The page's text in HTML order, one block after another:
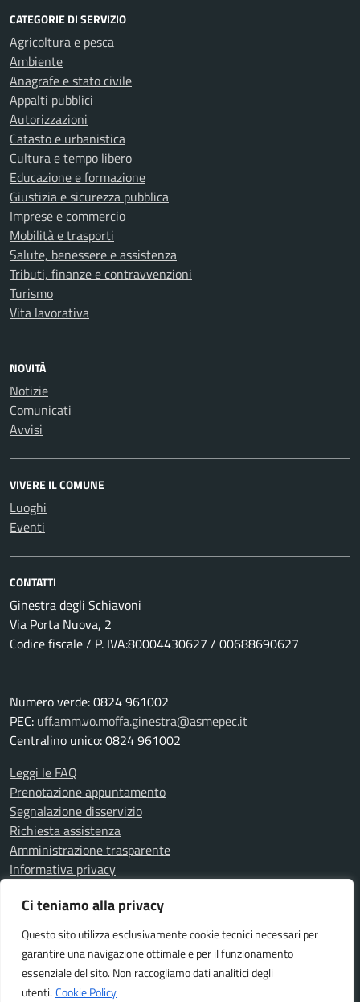
Ci teniamo alla privacy
Questo sito utilizza esclusivamente cookie tecnici necessari per
garantire una navigazione ottimale e per il funzionamento
essenziale del sito. Non raccogliamo dati analitici degli
utenti. Cookie Policy
CATEGORIE DI SERVIZIO
Agricoltura e pesca
Ambiente
Anagrafe e stato civile
Appalti pubblici
Autorizzazioni
Catasto e urbanistica
Cultura e tempo libero
Educazione e formazione
Giustizia e sicurezza pubblica
Imprese e commercio
Mobilità e trasporti
Salute, benessere e assistenza
Tributi, finanze e contravvenzioni
Turismo
Vita lavorativa
NOVITÀ
Notizie
Comunicati
Avvisi
VIVERE IL COMUNE
Luoghi
Eventi
CONTATTI
Ginestra degli Schiavoni
Via Porta Nuova, 2
Codice fiscale / P. IVA:80004430627 / 00688690627
Numero verde: 0824 961002
PEC: uff.amm.vo.moffa.ginestra@asmepec.it
Centralino unico: 0824 961002
Leggi le FAQ
Prenotazione appuntamento
Segnalazione disservizio
Richiesta assistenza
Amministrazione trasparente
Informativa privacy
Dichiarazione di accessibilità
SEGUICI SU
Facebook